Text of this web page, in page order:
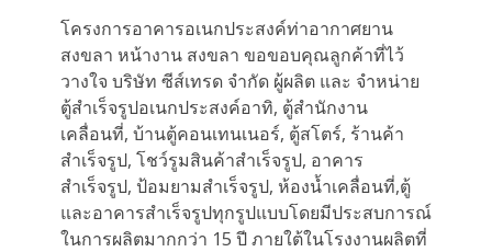
โครงการอาคารอเนกประสงค์ท่าอากาศยาน
สงขลา หน้างาน สงขลา ขอขอบคุณลูกค้าที่ไว้
วางใจ บริษัท ซีส์เทรด จำกัด ผู้ผลิต และ จำหน่าย
ตู้สำเร็จรูปอเนกประสงค์อาทิ, ตู้สำนักงาน
เคลื่อนที่, บ้านตู้คอนเทนเนอร์, ตู้สโตร์, ร้านค้า
สำเร็จรูป, โชว์รูมสินค้าสำเร็จรูป, อาคาร
สำเร็จรูป, ป้อมยามสำเร็จรูป, ห้องน้ำเคลื่อนที่,ตู้
และอาคารสำเร็จรูปทุกรูปแบบโดยมีประสบการณ์
ในการผลิตมากกว่า 15 ปี ภายใต้ในโรงงานผลิตที่